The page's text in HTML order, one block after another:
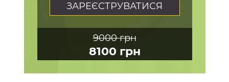
ЗАРЕЄСТРУВАТИСЯ
9000 грн
8100 грн